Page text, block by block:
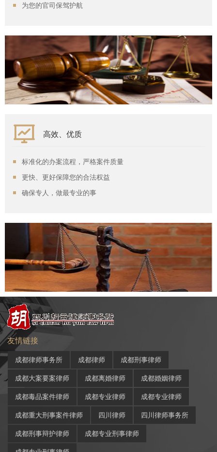
为您的官司保驾护航
高效、优质
标准化的办案流程，严格案件质量
更快、更好保障您的合法权益
确保专人，做最专业的事
友情链接
成都律师事务所 成都律师
成都刑事律师
成都大案要案律师
成都离婚律师
成都婚姻律师
成都毒品案件律师
成都专业律师
成都专业律师
成都重大刑事案件律师
四川律师
四川律师事务所
成都刑事辩护律师
成都专业刑事律师